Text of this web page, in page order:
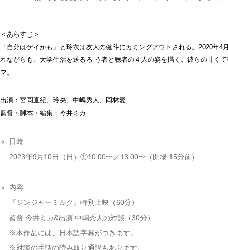
＜あらすじ＞
「自分はゲイかも」と玲衣は友人の健斗にカミングアウトされる。2020年
れながらも、大学生活を送るろ う者と聴者の４人の姿を描く。彼らの甘く
マ。
出演：宮岡直紀、玲央、中嶋秀人、岡林愛
監督・脚本・編集：今井ミカ
日時
2023年9月10日（日）①10:00〜／13:00〜（開場 15分前）
内容
『ジンジャーミルク』特別上映（60分）
監督 今井ミカ&出演 中嶋秀人の対談（30分）
※本作品には、日本語字幕がつきます。
※対談の手話の読み取り通訳もあります。